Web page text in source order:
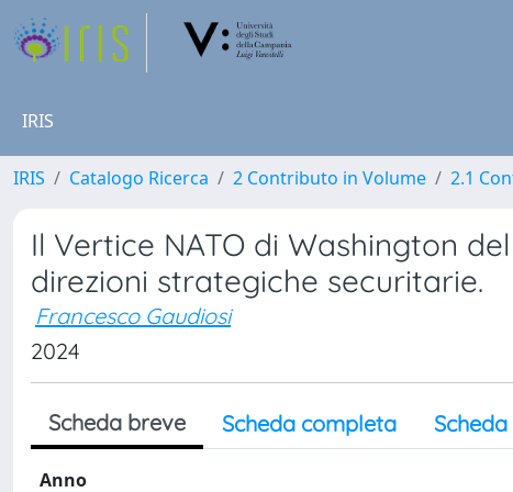
IRIS
IRIS Catalogo Ricerca 2 Contributo in Volume 2.1
Il Vertice NATO di Washington
direzioni strategiche securitarie.
Francesco Gaudiosi
2024
Scheda breve Scheda completa
Anno